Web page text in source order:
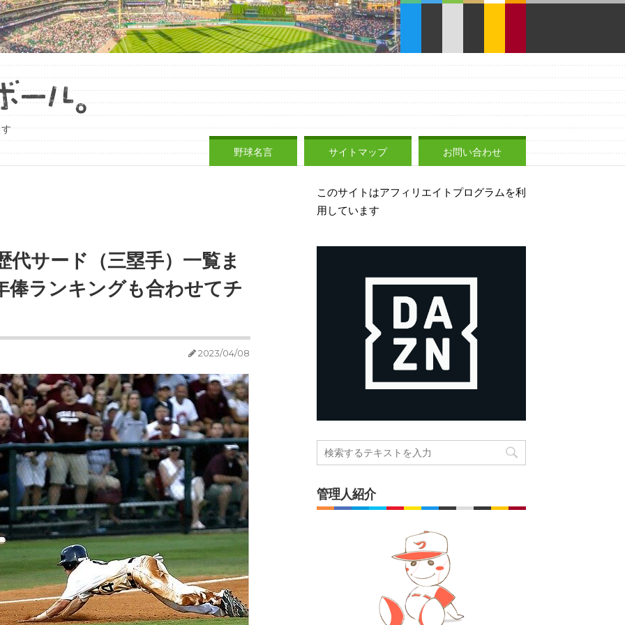
野球名言 サイトマップ お問い合わせ
代サード（三塁手）一覧ま
俸ランキングも合わせてチ
2023/04/08
このサイトはアフィリエイトプログラムを利
用しています
管理人紹介